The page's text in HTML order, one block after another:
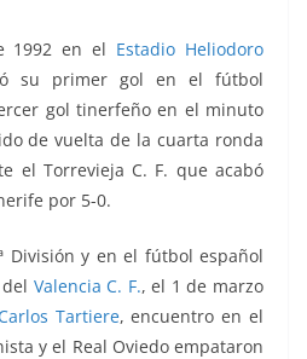
1992 en el Estadio Heliodoro
su primer gol en el fútbol
gol tinerfeño en el minuto
de vuelta de la cuarta ronda
el Torrevieja C. F. que acabó
por 5-0.
División y en el fútbol español
Valencia C. F., el 1 de marzo
Tartiere, encuentro en el
y el Real Oviedo empataron